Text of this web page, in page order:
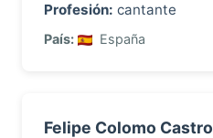
Profesión: cantante
País: España
Felipe Colomo Castro